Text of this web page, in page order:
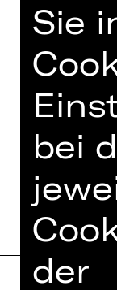
Bühne.
TEAM
Sie
bei
der